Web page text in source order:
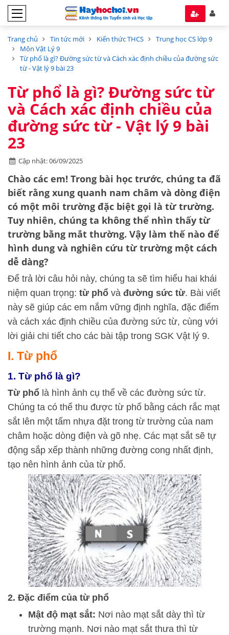
Trang chủ Tin tức mới Kiến thức THCS
Trung học CS lớp 9
Môn Vật Lý 9
Từ phổ là gì? Đường sức từ và Cách xác định chiều của đường sức
từ - Vật lý 9 bài 23
Từ phổ là gì? Đường sức từ
và Cách xác định chiều của
đường sức từ - Vật lý 9 bài
23
Cập nhật: 06/09/2025
Chào các em! Trong bài học trước, chúng ta đã
biết rằng xung quanh nam châm và dòng điện
có một môi trường đặc biệt gọi là từ trường.
Tuy nhiên, chúng ta không thể nhìn thấy từ
trường bằng mắt thường. Vậy làm thế nào để
hình dung và nghiên cứu từ trường một cách
dễ dàng?
Để trả lời câu hỏi này, chúng ta sẽ tìm hiểu hai khái
niệm quan trọng: từ phổ và đường sức từ. Bài viết
này sẽ giúp các em nắm vững định nghĩa, đặc điểm
và cách xác định chiều của đường sức từ, cùng với
lời giải chi tiết cho các bài tập trong SGK Vật lý 9.
I. Từ phổ
1. Từ phổ là gì?
Từ phổ là hình ảnh cụ thể về các đường sức từ.
Chúng ta có thể thu được từ phổ bằng cách rắc mạt
sắt lên một tấm nhựa đặt trong từ trường của nam
châm hoặc dòng điện và gõ nhẹ. Các mạt sắt sẽ tự
động sắp xếp thành những đường cong nhất định,
tạo nên hình ảnh của từ phổ.
2. Đặc điểm của từ phổ
Mật độ mạt sắt: Nơi nào mạt sắt dày thì từ
trường mạnh. Nơi nào mạt sắt thưa thì từ